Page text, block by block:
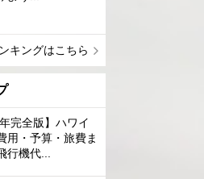
キングはこちら
年完全版】ハワイ
用・予算・旅費ま
行機代...